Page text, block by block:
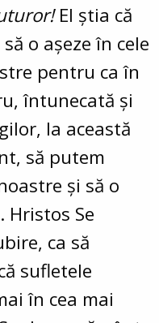
El ştia că
o aşeze în cele
pentru ca în
întunecată şi
la această
să putem
şi să o
Se
ca să
sufletele
în cea mai